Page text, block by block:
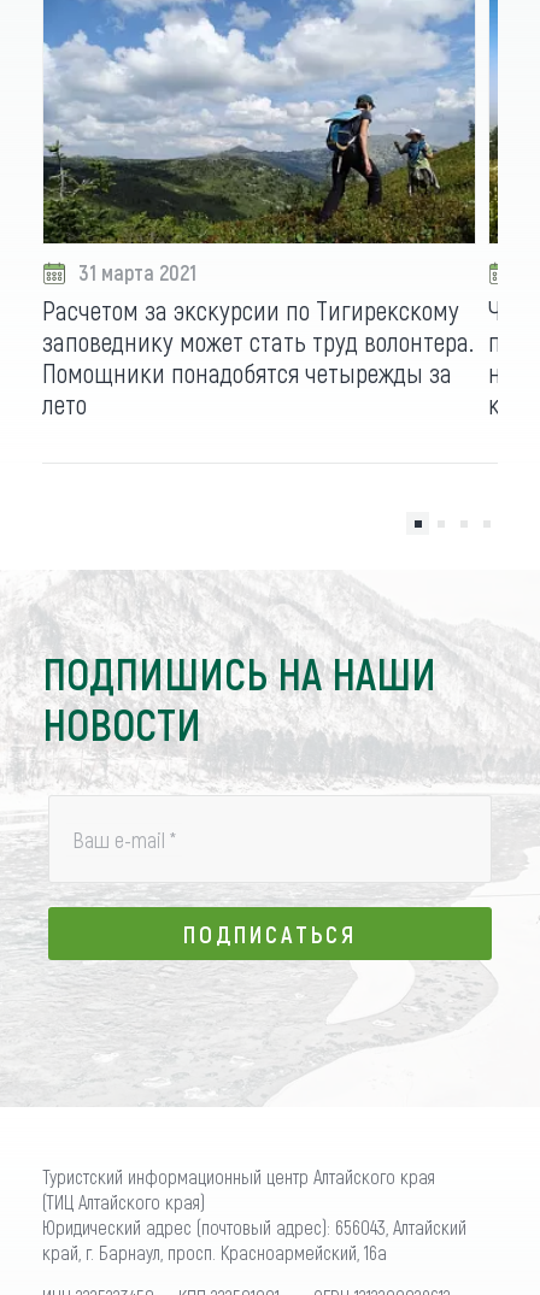
31 марта 2021
Расчетом за экскурсии по Тигирекскому
заповеднику может стать труд волонтера.
Помощники понадобятся четырежды за
лето
ПОДПИШИСЬ НА НАШИ
НОВОСТИ
Ваш e-mail *
ПОДПИСАТЬСЯ
ПОДПИСАТЬСЯ
Туристский информационный центр Алтайского края
(ТИЦ Алтайского края)
Юридический адрес (почтовый адрес): 656043, Алтайский
край, г. Барнаул, просп. Красноармейский, 16а